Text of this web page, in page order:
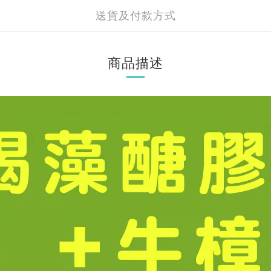
送貨及付款方式
商品描述